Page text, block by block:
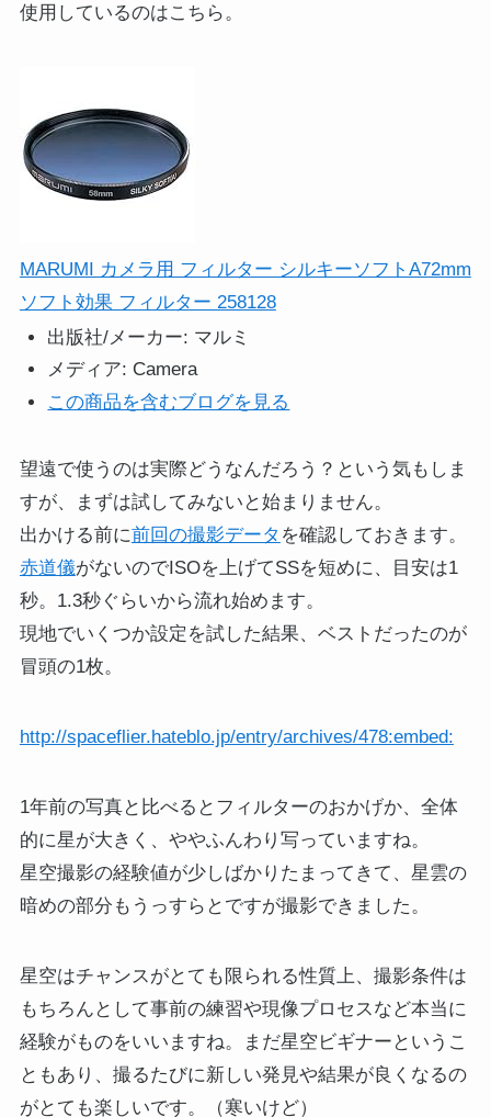
使用しているのはこちら。
MARUMI カメラ用 フィルター シルキーソフトA72mm
ソフト効果 フィルター 258128
出版社/メーカー: マルミ
メディア: Camera
この商品を含むブログを見る
望遠で使うのは実際どうなんだろう？という気もしま
すが、まずは試してみないと始まりません。
出かける前に前回の撮影データ を確認しておきます。
赤道儀がないのでISOを上げてSSを短めに、目安は1
秒。1.3秒ぐらいから流れ始めます。
現地でいくつか設定を試した結果、ベストだったのが
冒頭の1枚。
http://spaceflier.hateblo.jp/entry/archives/478:embed:
1年前の写真と比べるとフィルターのおかげか、全体
的に星が大きく、ややふんわり写っていますね。
星空撮影の経験値が少しばかりたまってきて、星雲の
暗めの部分もうっすらとですが撮影できました。
星空はチャンスがとても限られる性質上、撮影条件は
もちろんとして事前の練習や現像プロセスなど本当に
経験がものをいいますね。まだ星空ビギナーというこ
ともあり、撮るたびに新しい発見や結果が良くなるの
がとても楽しいです。（寒いけど）